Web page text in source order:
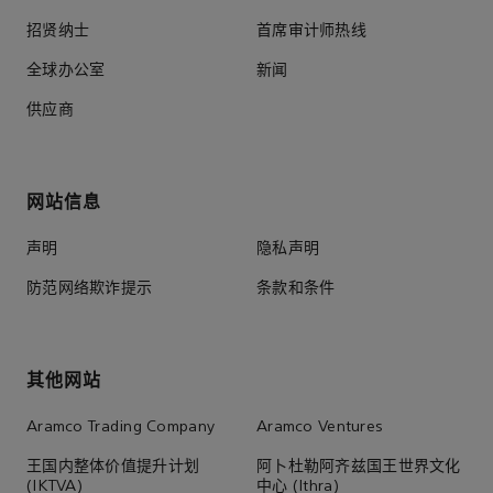
招贤纳士 首席审计师热线
全球办公室 新闻
供应商
网站信息
声明 隐私声明
防范网络欺诈提示 条款和条件
其他网站
Aramco Trading Company Aramco Ventures
王国内整体价值提升计划
(IKTVA)
阿卜杜勒阿齐兹国王世界文化
中心 (Ithra)